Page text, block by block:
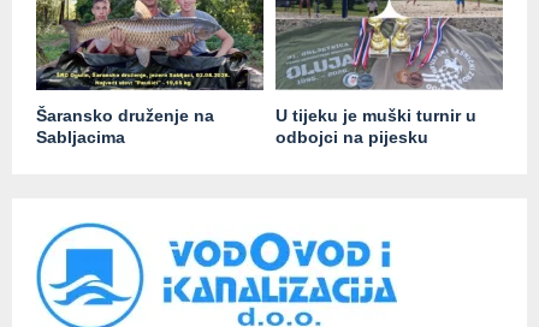
Šaransko druženje na
Sabljacima
U tijeku je muški turnir u
odbojci na pijesku